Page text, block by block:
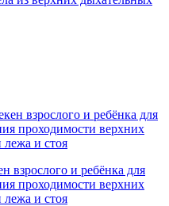
взрослого и ребёнка для
проходимости верхних
и стоя